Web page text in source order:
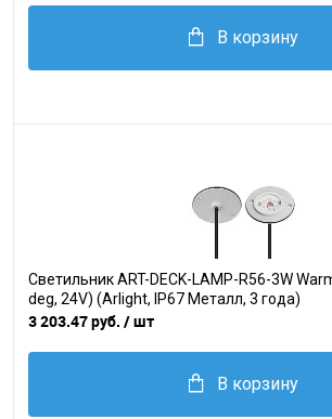
В корзину
Светильник ART-DECK-LAMP-R56-3W
deg, 24V) (Arlight, IP67 Металл, 3 года)
3 203.47 руб. / шт
В корзину